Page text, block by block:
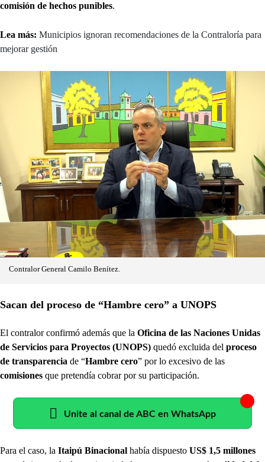
comisión de hechos punibles.
Lea más: Municipios ignoran recomendaciones de la Contraloría para
mejorar gestión
Contralor General Camilo Benítez.
Sacan del proceso de “Hambre cero” a UNOPS
El contralor confirmó además que la Oficina de las Naciones Unidas
de Servicios para Proyectos (UNOPS) quedó excluida del proceso
de transparencia de “Hambre cero” por lo excesivo de las
comisiones que pretendía cobrar por su participación.
Unite al canal de ABC en WhatsApp
Para el caso, la Itaipú Binacional había dispuesto US$ 1,5 millones